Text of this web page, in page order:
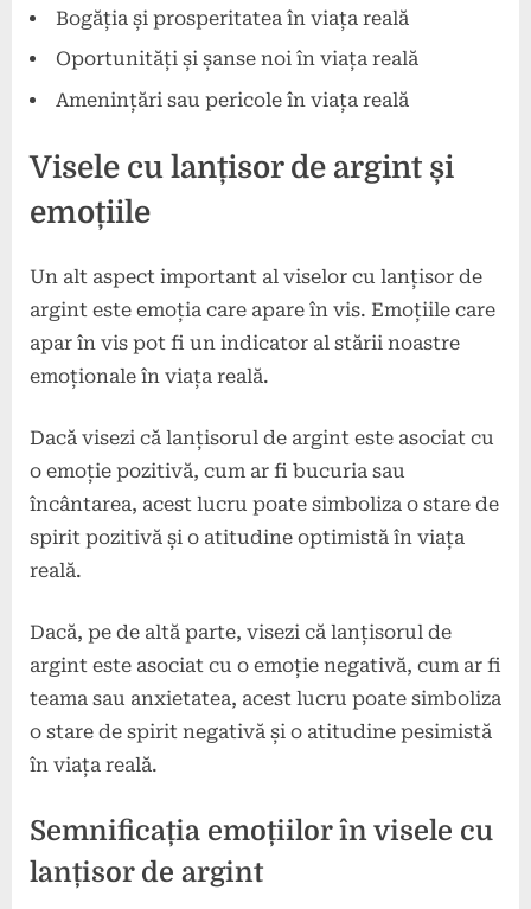
Bogăția și prosperitatea în viața reală
Oportunități și șanse noi în viața reală
Amenințări sau pericole în viața reală
Visele cu lanțisor de argint și
emoțiile
Un alt aspect important al viselor cu lanțisor de
argint este emoția care apare în vis. Emoțiile care
apar în vis pot fi un indicator al stării noastre
emoționale în viața reală.
Dacă visezi că lanțisorul de argint este asociat cu
o emoție pozitivă, cum ar fi bucuria sau
încântarea, acest lucru poate simboliza o stare de
spirit pozitivă și o atitudine optimistă în viața
reală.
Dacă, pe de altă parte, visezi că lanțisorul de
argint este asociat cu o emoție negativă, cum ar fi
teama sau anxietatea, acest lucru poate simboliza
o stare de spirit negativă și o atitudine pesimistă
în viața reală.
Semnificația emoțiilor în visele cu
lanțisor de argint